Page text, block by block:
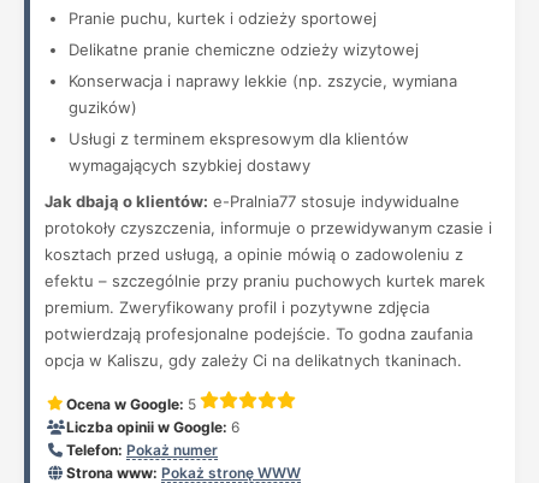
Pranie puchu, kurtek i odzieży sportowej
Delikatne pranie chemiczne odzieży wizytowej
Konserwacja i naprawy lekkie (np. zszycie, wymiana
guzików)
Usługi z terminem ekspresowym dla klientów
wymagających szybkiej dostawy
Jak dbają o klientów: e-Pralnia77 stosuje indywidualne
protokoły czyszczenia, informuje o przewidywanym czasie i
kosztach przed usługą, a opinie mówią o zadowoleniu z
efektu – szczególnie przy praniu puchowych kurtek marek
premium. Zweryfikowany profil i pozytywne zdjęcia
potwierdzają profesjonalne podejście. To godna zaufania
opcja w Kaliszu, gdy zależy Ci na delikatnych tkaninach.
Ocena w Google: 5
Liczba opinii w Google: 6
Telefon: Pokaż numer
Strona www: Pokaż stronę WWW